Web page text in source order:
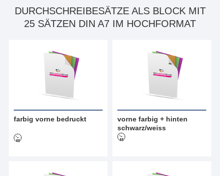
DURCHSCHREIBESÄTZE ALS BLOCK MIT
25 SÄTZEN DIN A7 IM HOCHFORMAT
farbig vorne bedruckt
vorne farbig + hinten
schwarz/weiss